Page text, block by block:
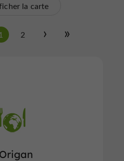
la carte
1 2